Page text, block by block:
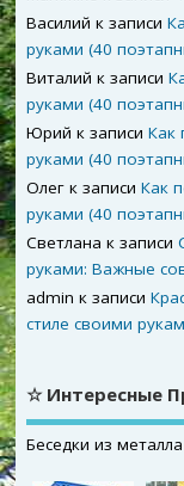
Василий к записи
руками (40
Виталий к записи
руками (40
Юрий к записи Как
руками (40
Олегк записи Как
руками (40
Светлана к записи
руками: Важные
admin к записи
стиле своими
☆ Интересные
Беседки из металла